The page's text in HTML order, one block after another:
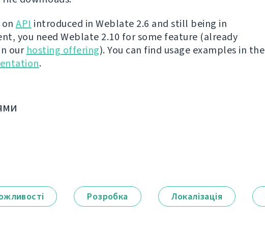
API introduced in Weblate 2.6 and still being in
you need Weblate 2.10 for some feature (already
our hosting offering). You can find usage examples in the
.
Розробка Локалізація